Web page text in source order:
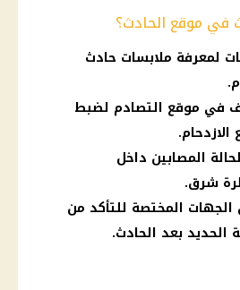
في موقع الحادث؟
لمعرفة ملابسات حادث
في موقع التصادم لضبط
المصابين داخل
شرق.
المختصة للتأكد من
بعد الحادث.